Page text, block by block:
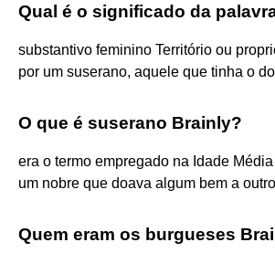
Qual é o significado da
substantivo feminino Território ou
por um suserano, aquele que tinha o
O que é suserano Brainly?
era o termo empregado na Idade
um nobre que doava algum bem a
Quem eram os burgueses